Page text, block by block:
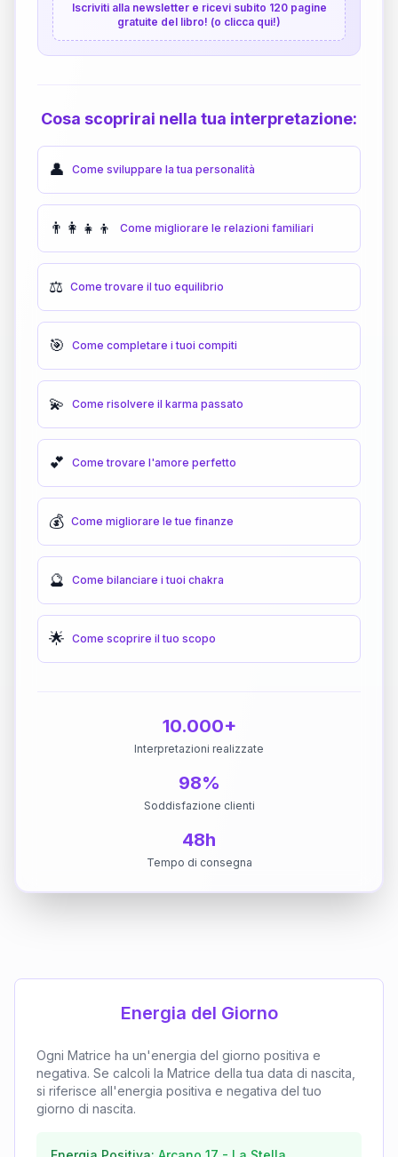
Iscriviti alla newsletter e ricevi subito 120 pagine
gratuite del libro! (o clicca qui!)
Cosa scoprirai nella tua interpretazione:
👤 Come sviluppare la tua personalità
👨‍👩‍👧‍👦 Come migliorare le relazioni familiari
⚖️ Come trovare il tuo equilibrio
🎯 Come completare i tuoi compiti
💫 Come risolvere il karma passato
💕 Come trovare l'amore perfetto
💰 Come migliorare le tue finanze
🔮 Come bilanciare i tuoi chakra
🌟 Come scoprire il tuo scopo
10.000+
Interpretazioni realizzate
98%
Soddisfazione clienti
48h
Tempo di consegna
Energia del Giorno
Ogni Matrice ha un'energia del giorno positiva e
negativa. Se calcoli la Matrice della tua data di nascita,
si riferisce all'energia positiva e negativa del tuo
giorno di nascita.